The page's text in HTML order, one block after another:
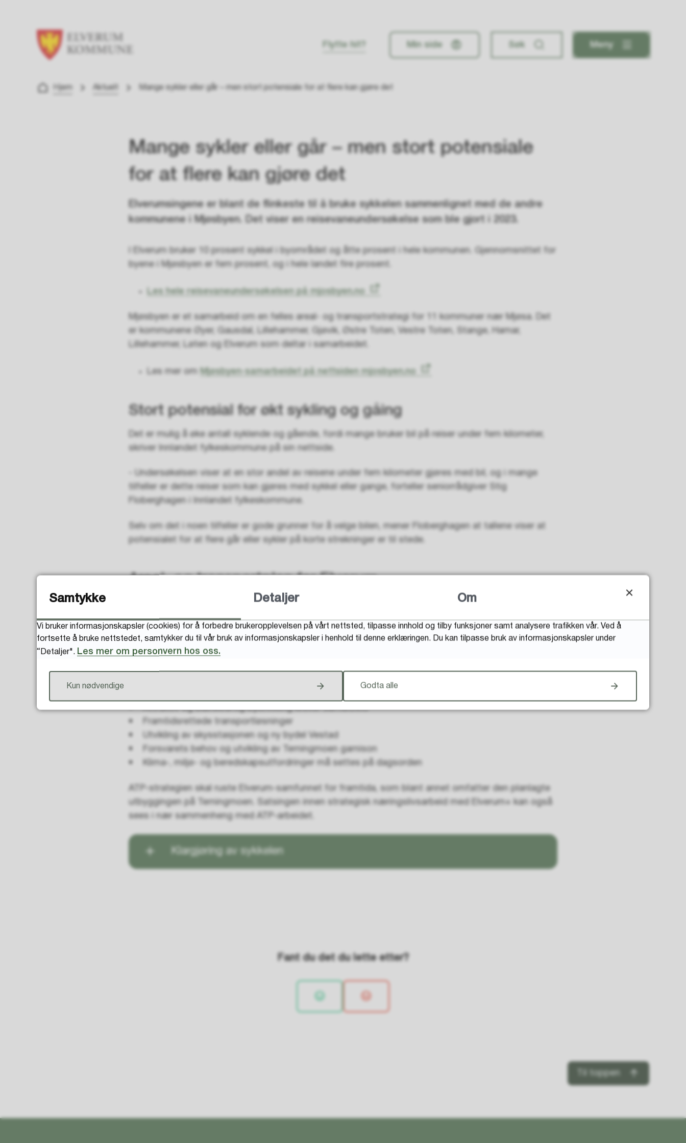
Flytte hit? Min side Søk Meny
Du er her: Aktuelt Mange sykler eller går – men stort potensiale for at flere kan gjøre det
Mange sykler eller går – men stort potensiale
for at flere kan gjøre det
Elverumsingene er blant de flinkeste til å bruke sykkelen sammenlignet med de andre
kommunene i Mjøsbyen. Det viser en reisevaneundersøkelse som ble gjort i 2023.
I Elverum bruker 10 prosent sykkel i byområdet og åtte prosent i hele kommunen. Gjennomsnittet for
byene i Mjøsbyen er fem prosent, og i hele landet fire prosent.
Les hele reisevaneundersøkelsen på mjosbyen.no
Mjøsbyen er et samarbeid om en felles areal- og transportstrategi for 11 kommuner nær Mjøsa. Det
er kommunene Øyer, Gausdal, Lillehammer, Gjøvik, Østre Toten, Vestre Toten, Stange, Hamar,
Lillehammer, Løten og Elverum som deltar i samarbeidet.
Les mer om Mjøsbyen-samarbeidet på nettsiden mjosbyen.no
Stort potensial for økt sykling og gåing
Det er mulig å øke antall syklende og gående, fordi mange bruker bil på reiser under fem kilometer,
skriver Innlandet fylkeskommune på sin nettside.
- Undersøkelsen viser at en stor andel av reisene under fem kilometer gjøres med bil, og i mange
tilfeller er dette reiser som kan gjøres med sykkel eller gange, forteller seniorrådgiver Stig
Floberghagen i Innlandet fylkeskommune.
Selv om det i noen tilfeller er gode grunner for å velge bilen, mener Floberghagen at tallene viser at
potensialet for at flere går eller sykler på korte strekninger er til stede.
Areal- og transportplan for Elverum
Elverum kommune ønsker å utvikle transportsystemet i byen, og er i gang med å lage en areal- og
transportplan. Det gjøres i samarbeid med blant annet Innlandet fylkeskommune, Bane Nor, Statens
Vegvesen og lokalt næringsliv.
Les mer om arbeidet med areal/by- og transportplan (ATP) i Elverum
Det er flere grunner til at kommunen har satt i gang arbeidet med ATP, og i den forbindelse ønsker å
• Attraktiv og bærekraftig byutvikling krever samarbeid
• Framtidsrettede transportløsninger
• Utvikling av skysstasjonen og ny bydel Vestad
• Forsvarets behov og utvikling av Terningmoen garnison
• Klima-, miljø- og beredskapsutfordringer må settes på dagsorden
ATP-strategien skal ruste Elverum-samfunnet for framtida, som blant annet omfatter den planlagte
utbyggingen på Terningmoen. Satsingen innen strategisk næringslivsarbeid med Elverum+ kan også
sees i nær sammenheng med ATP-arbeidet.
Klargjøring av sykkelen
Fant du det du lette etter?
Samtykke Detaljer Om
Vi bruker informasjonskapsler (cookies) for å forbedre brukeropplevelsen på vårt nettsted, tilpasse innhold og tilby funksjoner samt analysere trafikken vår. Ved å
fortsette å bruke nettstedet, samtykker du til vår bruk av informasjonskapsler i henhold til denne erklæringen. Du kan tilpasse bruk av informasjonskapsler under
“Detaljer". Les mer om personvern hos oss.
Kun nødvendige Godta alle